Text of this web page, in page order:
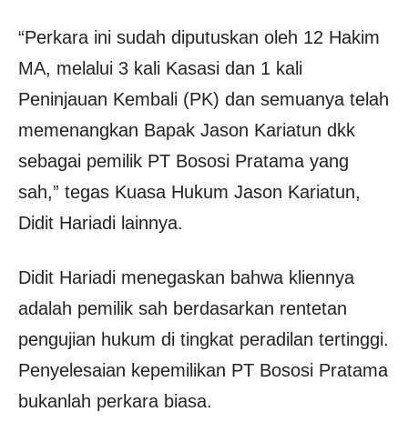
“Perkara ini sudah diputuskan oleh 12 Hakim
MA, melalui 3 kali Kasasi dan 1 kali
Peninjauan Kembali (PK) dan semuanya telah
memenangkan Bapak Jason Kariatun dkk
sebagai pemilik PT Bososi Pratama yang
sah,” tegas Kuasa Hukum Jason Kariatun,
Didit Hariadi lainnya.
Didit Hariadi menegaskan bahwa kliennya
adalah pemilik sah berdasarkan rentetan
pengujian hukum di tingkat peradilan tertinggi.
Penyelesaian kepemilikan PT Bososi Pratama
bukanlah perkara biasa.